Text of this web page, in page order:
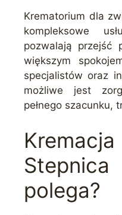
Krematorium dla
kompleksowe
pozwalają przejść
większym
specjalistów oraz
możliwe jest
pełnego szacunku,
polega?